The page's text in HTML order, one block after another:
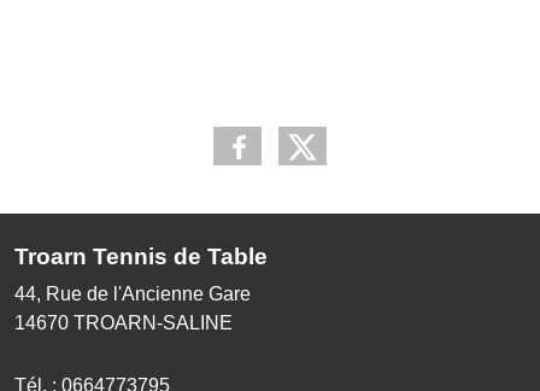
Troarn Tennis de Table
44, Rue de l'Ancienne Gare
14670 TROARN-SALINE
Tél. : 0664773795